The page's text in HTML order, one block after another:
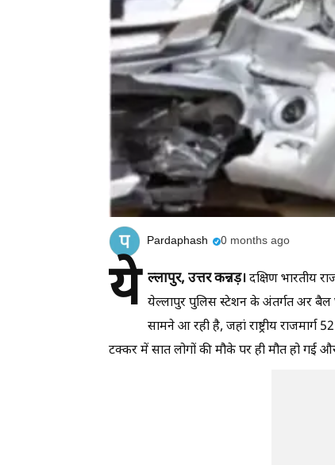
Pardaphash 0 months ago
ये ल्लापुर, उत्तर कन्नड़। दक्षिण भारतीय
येल्लापुर पुलिस स्टेशन के अंतर्गत अर बैल
सामने आ रही है, जहां राष्ट्रीय
टक्कर में सात लोगों की मौके पर ही मौत हो गई